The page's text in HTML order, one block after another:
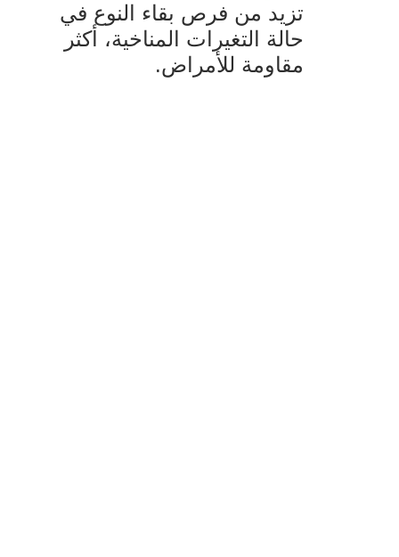
تزيد من فرص بقاء النوع في
حالة التغيرات المناخية، أكثر
مقاومة للأمراض.